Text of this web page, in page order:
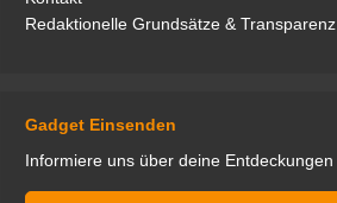
Redaktionelle Grundsätze & Transparenz
Gadget Einsenden
Informiere uns über deine Entdeckungen